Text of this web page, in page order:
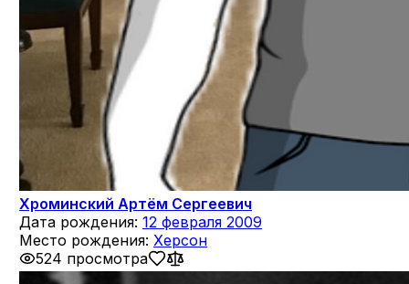
Хроминский Артём Сергеевич
Дата рождения: 12 февраля 2009
Место рождения: Херсон
524 просмотра